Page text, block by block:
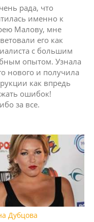
рада, что
именно к
Малову, мне
его как
с большим
опытом. Узнала
нового и получила
как впредь
ошибок!
за все.
Дубцова